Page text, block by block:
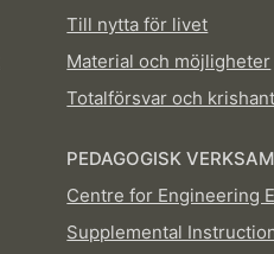
Till nytta för livet
Material och möjligheter
Totalförsvar och
PEDAGOGISK
Centre for Engineering
Supplemental